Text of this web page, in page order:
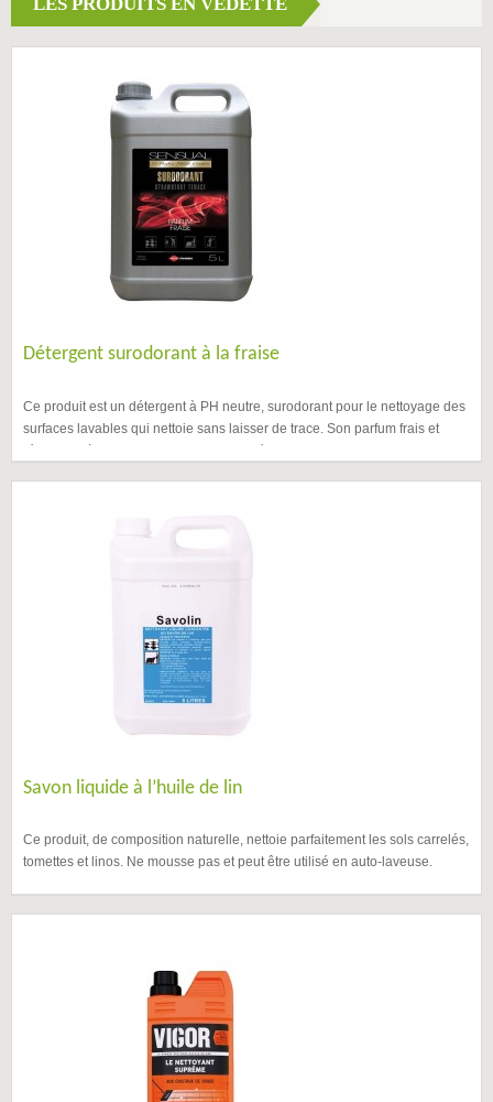
Détergent surodorant à la fraise
Ce produit est un détergent à PH neutre, surodorant pour le nettoyage des
surfaces lavables qui nettoie sans laisser de trace. Son parfum frais et
rémanent, à la fraise, laisse un effet agréable.
Savon liquide à l’huile de lin
Ce produit, de composition naturelle, nettoie parfaitement les sols carrelés,
tomettes et linos. Ne mousse pas et peut être utilisé en auto-laveuse.